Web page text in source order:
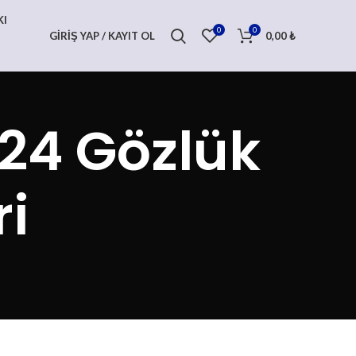
GIRIŞ YAP / KAYIT OL 0 0 0,00₺
Gözlük